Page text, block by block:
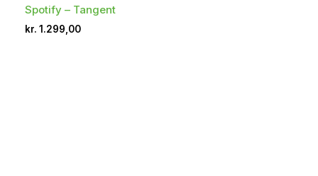
Spotify – Tangent
kr. 1.299,00